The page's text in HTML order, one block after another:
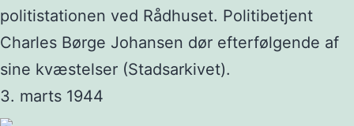
politistationen ved Rådhuset. Politibetjent
Charles Børge Johansen dør efterfølgende af
sine kvæstelser (Stadsarkivet).
3. marts 1944